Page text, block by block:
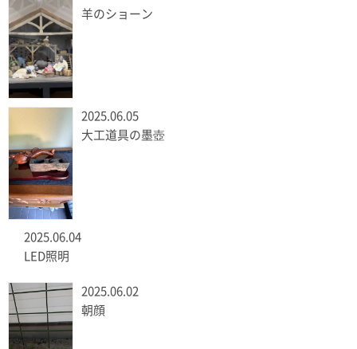
羊のショーン
2025.06.05
大工道具の墨壺
2025.06.04
LED照明
2025.06.02
朝顔